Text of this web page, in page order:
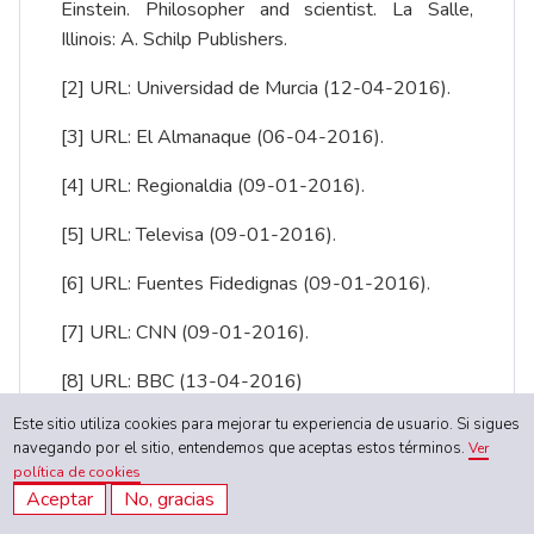
Einstein. Philosopher and scientist. La Salle,
Illinois: A. Schilp Publishers.
[2] URL: Universidad de Murcia (12-04-2016).
[3] URL: El Almanaque (06-04-2016).
[4] URL: Regionaldia (09-01-2016).
[5] URL:Televisa (09-01-2016).
[6] URL: Fuentes Fidedignas (09-01-2016).
[7] URL: CNN (09-01-2016).
[8] URL: BBC (13-04-2016)
[9]URL:Wunderground(13-04-2016)
[10]URL:Washington Post.
(13-04-2016)
Este sitio utiliza cookies para mejorar tu experiencia de usuario. Si sigues
navegando por el sitio, entendemos que aceptas estos términos.Ver
política de cookies
Aceptar No, gracias